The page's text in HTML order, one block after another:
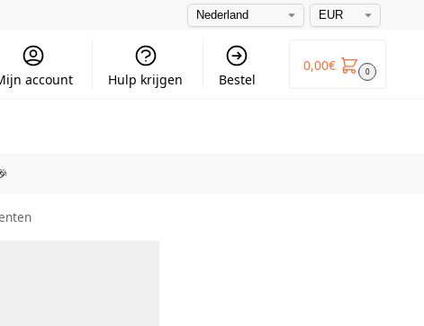
account Hulp krijgen Bestel
0,00€ 0